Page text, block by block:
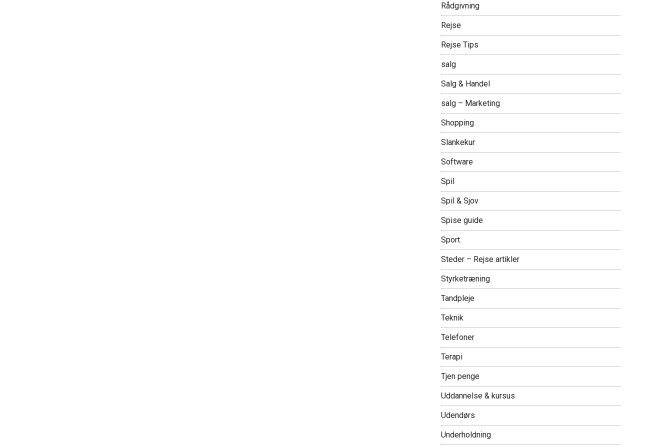
Rådgivning
Rejse
Rejse Tips
salg
Salg & Handel
salg – Marketing
Shopping
Slankekur
Software
Spil
Spil & Sjov
Spise guide
Sport
Steder – Rejse artikler
Styrketræning
Tandpleje
Teknik
Telefoner
Terapi
Tjen penge
Uddannelse & kursus
Udendørs
Underholdning